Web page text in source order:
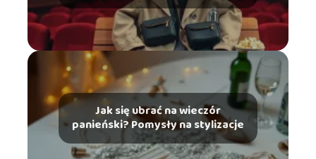
Jak się ubrać na wieczór
panieński? Pomysły na stylizacje